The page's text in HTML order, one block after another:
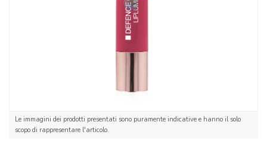
Le immagini dei prodotti presentati sono puramente indicative e hanno il solo
scopo di rappresentare l'articolo.